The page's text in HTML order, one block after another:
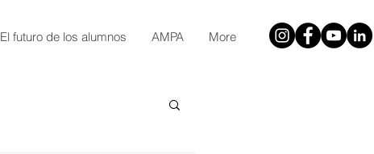
El futuro de los alumnos AMPA More